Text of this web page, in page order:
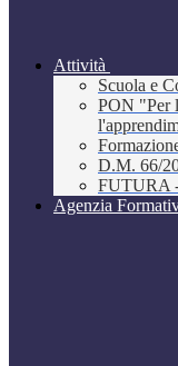
Attività
Scuola e
PON "Per
D.M. 66/
FUTURA
Agenzia